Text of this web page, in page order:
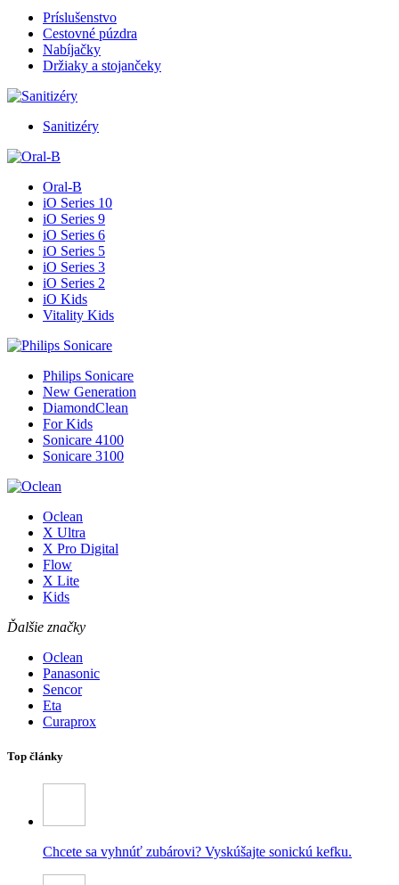
Príslušenstvo
Cestovné púzdra
Nabíjačky
Držiaky a stojančeky
Sanitizéry
Oral-B
iO Series 10
iO Series 9
iO Series 6
iO Series 5
iO Series 3
iO Series 2
iO Kids
Vitality Kids
Philips Sonicare
New Generation
DiamondClean
For Kids
Sonicare 4100
Sonicare 3100
Oclean
X Ultra
X Pro Digital
Flow
X Lite
Kids
Ďalšie značky
Oclean
Panasonic
Sencor
Eta
Curaprox
Top články
Chcete sa vyhnúť zubárovi? Vyskúšajte sonickú kefku.